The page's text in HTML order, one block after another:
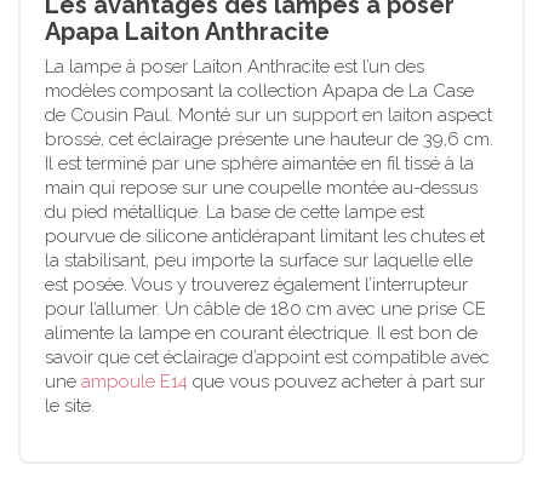
Apapa Laiton Anthracite
La lampe à poser Laiton Anthracite est l’un des
modèles composant la collection Apapa de La Case
de Cousin Paul. Monté sur un support en laiton aspect
brossé, cet éclairage présente une hauteur de 39,6 cm.
Il est terminé par une sphère aimantée en fil tissé à la
main qui repose sur une coupelle montée au-dessus
du pied métallique. La base de cette lampe est
pourvue de silicone antidérapant limitant les chutes et
la stabilisant, peu importe la surface sur laquelle elle
est posée. Vous y trouverez également l’interrupteur
pour l’allumer. Un câble de 180 cm avec une prise CE
alimente la lampe en courant électrique. Il est bon de
savoir que cet éclairage d’appoint est compatible avec
une ampoule E14 que vous pouvez acheter à part sur
le site.